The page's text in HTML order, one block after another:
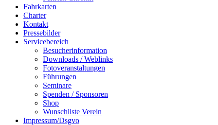
Fahrkarten
Charter
Kontakt
Pressebilder
Servicebereich
Besucherinformation
Downloads / Weblinks
Fotoveranstaltungen
Führungen
Seminare
Spenden / Sponsoren
Shop
Wunschliste Verein
Impressum/Dsgvo